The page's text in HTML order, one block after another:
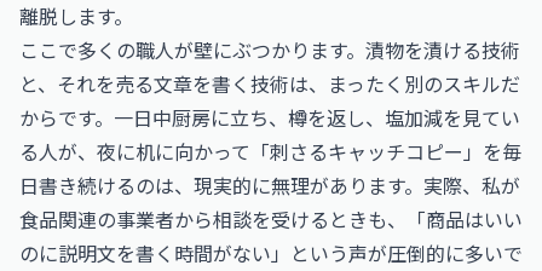
離脱します。
ここで多くの職人が壁にぶつかります。漬物を漬ける技術
と、それを売る文章を書く技術は、まったく別のスキルだ
からです。一日中厨房に立ち、樽を返し、塩加減を見てい
る人が、夜に机に向かって「刺さるキャッチコピー」を毎
日書き続けるのは、現実的に無理があります。実際、私が
食品関連の事業者から相談を受けるときも、「商品はいい
のに説明文を書く時間がない」という声が圧倒的に多いで